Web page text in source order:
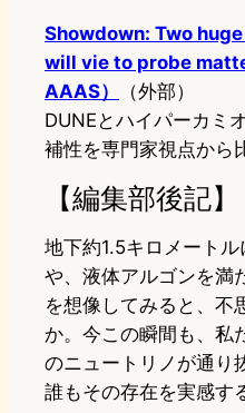
Showdown: Two
will vie to probe
AAAS）
（外部）
DUNEとハイパーカミ
補性を専門家視点から
【編集部後記】
地下約1.5キロメート
や、液体アルゴンを満
を想像してみると、不
か。今この瞬間も、私
のニュートリノが通り
誰もその存在を実感す